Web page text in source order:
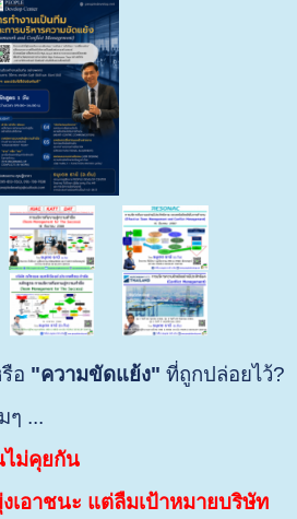
อ "ความขัดแย้ง" ที่ถูกปล่อยไว้? ​
ๆ ...
ไม่คุยกัน
เอาชนะ แต่ลืมเป้าหมายบริษัท